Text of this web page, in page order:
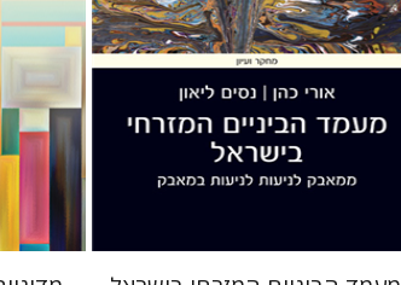
הנחת אתר ספר מודפס
$42
$38